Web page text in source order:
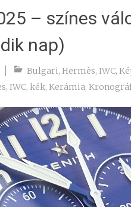
– színes
nap)
Bulgari, Hermès, IWC,
, IWC, kék, Kerámia,